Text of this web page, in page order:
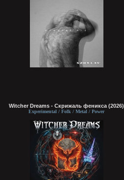
Witcher Dreams - Скрижаль феникса (2026)
Experimental / Folk / Metal / Power